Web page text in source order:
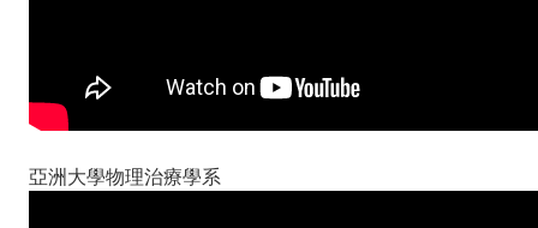
亞洲大學物理治療學系